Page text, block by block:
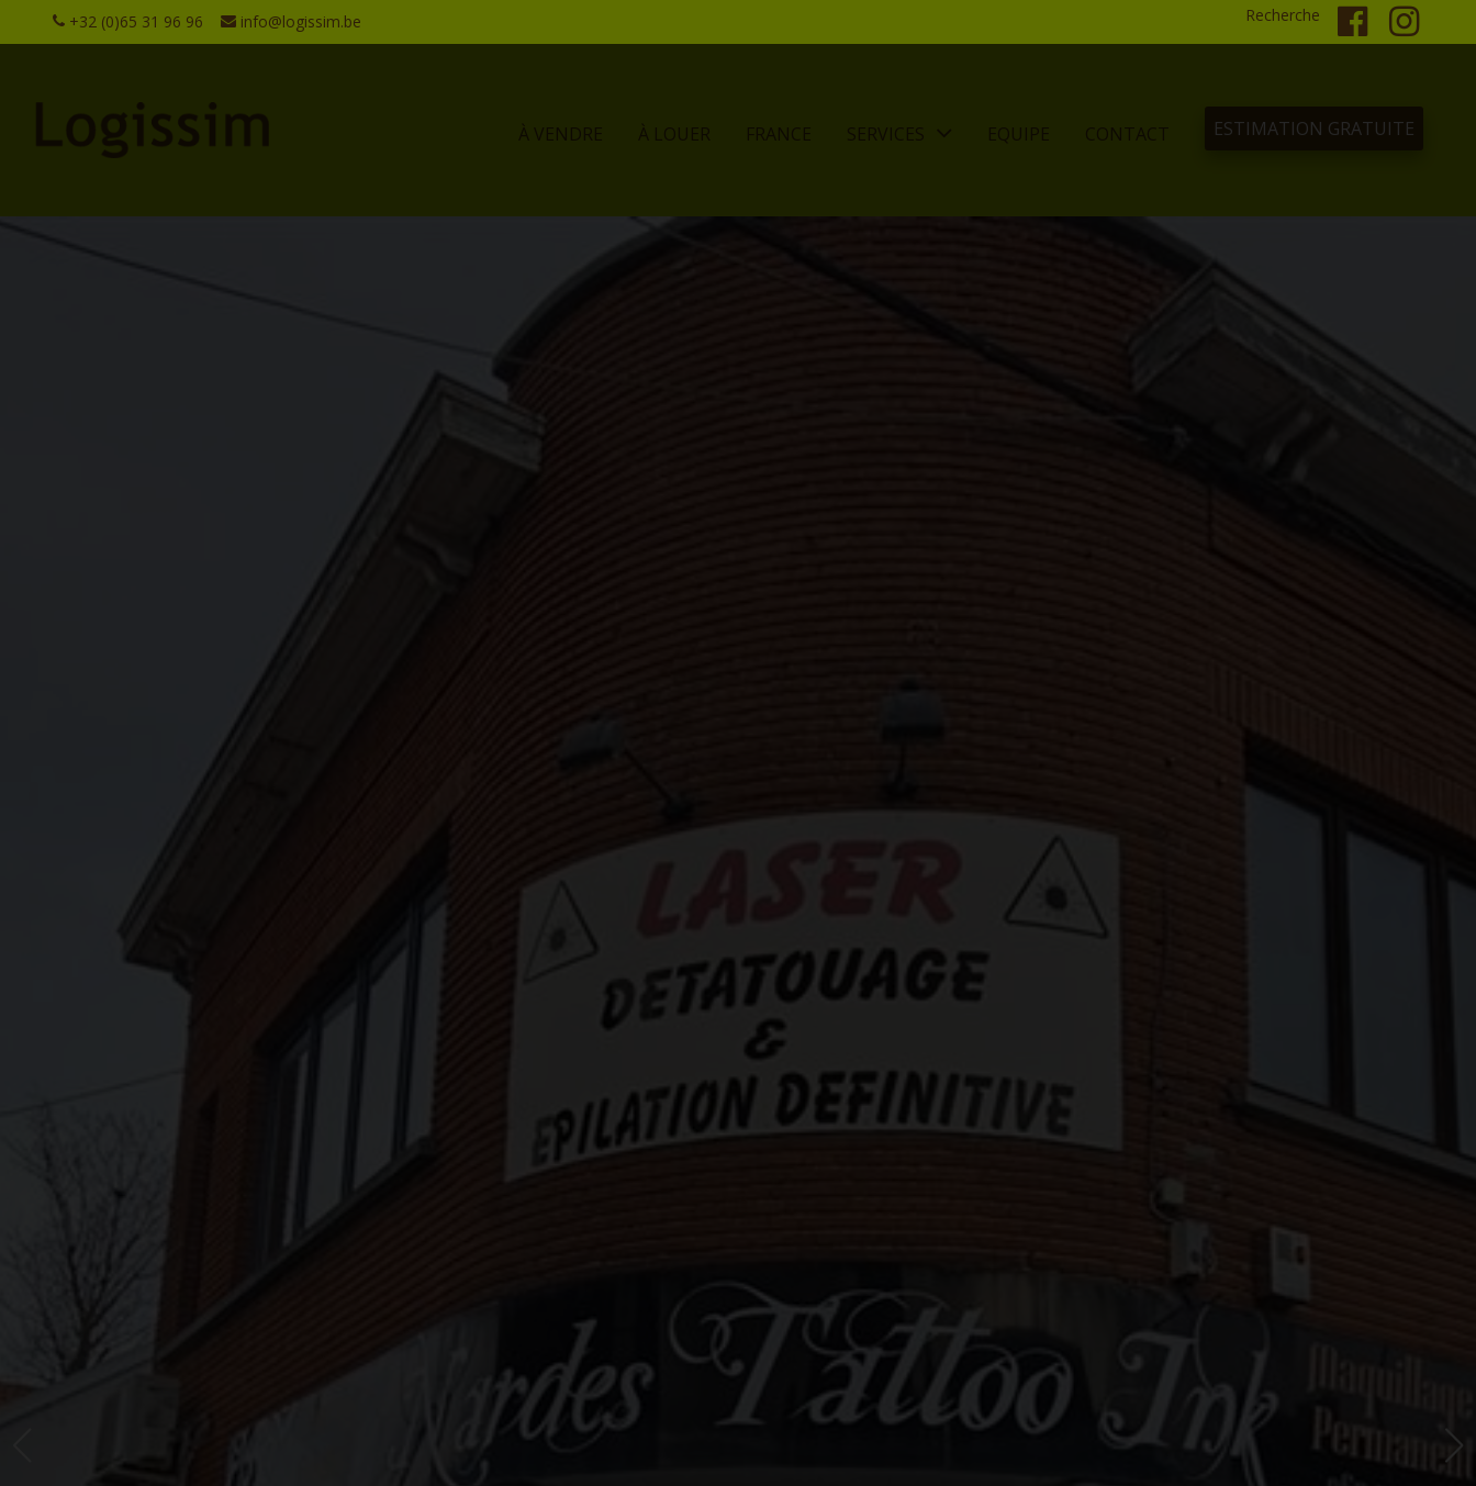
+32 (0)65 31 96 96 info@logissim.be Recherche
À VENDRE À LOUER FRANCE SERVICES EQUIPE CONTACT ESTIMATION GRATUITE